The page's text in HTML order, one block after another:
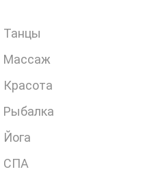
Танцы
Массаж
Красота
Рыбалка
Йога
СПА